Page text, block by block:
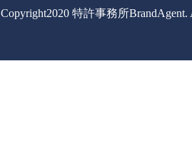
Copyright2020 特許事務所BrandAgent.